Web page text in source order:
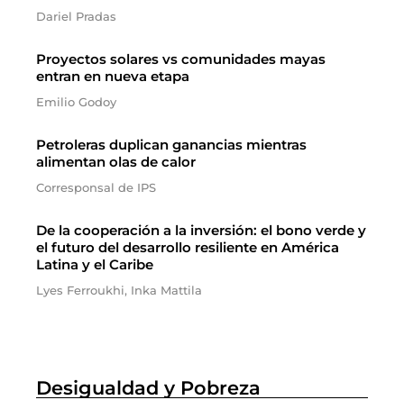
Dariel Pradas
Proyectos solares vs comunidades mayas
entran en nueva etapa
Emilio Godoy
Petroleras duplican ganancias mientras
alimentan olas de calor
Corresponsal de IPS
De la cooperación a la inversión: el bono verde y
el futuro del desarrollo resiliente en América
Latina y el Caribe
Lyes Ferroukhi, Inka Mattila
Desigualdad y Pobreza